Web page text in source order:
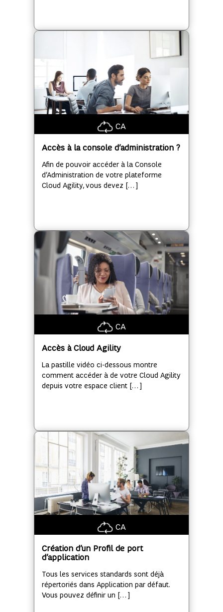
CA
Accès à la console d’administration ?
Afin de pouvoir accéder à la Console
d’Administration de votre plateforme
Cloud Agility, vous devez […]
CA
Accès à Cloud Agility
La pastille vidéo ci-dessous montre
comment accéder à de votre Cloud Agility
depuis votre espace client […]
CA
Création d’un Profil de port
d’application
Tous les services standards sont déjà
répertoriés dans Application par défaut.
Vous pouvez définir un […]